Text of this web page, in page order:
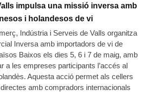
impulsa una missió inversa amb
i holandesos de vi
Indústria i Serveis de Valls organitza
Inversa amb importadors de vi de
Baixos els dies 5, 6 i 7 de maig, amb
a les empreses participants l’accés al
Aquesta acció permet als cellers
amb compradors internacionals